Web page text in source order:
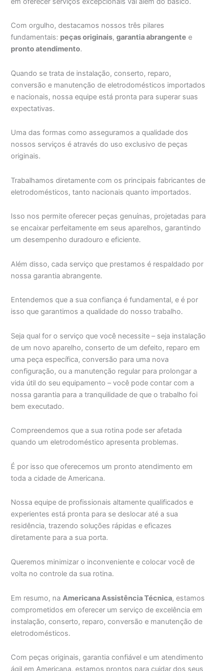
Com orgulho, destacamos nossos três pilares
fundamentais: peças originais,garantia abrangente e
pronto atendimento.
Quando se trata de instalação, conserto, reparo,
conversão e manutenção de eletrodomésticos importados
e nacionais, nossa equipe está pronta para superar suas
expectativas.
Uma das formas como asseguramos a qualidade dos
nossos serviços é através do uso exclusivo de peças
originais.
Trabalhamos diretamente com os principais fabricantes de
eletrodomésticos, tanto nacionais quanto importados.
Isso nos permite oferecer peças genuínas, projetadas para
se encaixar perfeitamente em seus aparelhos, garantindo
um desempenho duradouro e eficiente.
Além disso, cada serviço que prestamos é respaldado por
nossa garantia abrangente.
Entendemos que a sua confiança é fundamental, e é por
isso que garantimos a qualidade do nosso trabalho.
Seja qual for o serviço que você necessite – seja instalação
de um novo aparelho, conserto de um defeito, reparo em
uma peça específica, conversão para uma nova
configuração, ou a manutenção regular para prolongar a
vida útil do seu equipamento – você pode contar com a
nossa garantia para a tranquilidade de que o trabalho foi
bem executado.
Compreendemos que a sua rotina pode ser afetada
quando um eletrodoméstico apresenta problemas.
É por isso que oferecemos um pronto atendimento em
toda a cidade de Americana.
Nossa equipe de profissionais altamente qualificados e
experientes está pronta para se deslocar até a sua
residência, trazendo soluções rápidas e eficazes
diretamente para a sua porta.
Queremos minimizar o inconveniente e colocar você de
volta no controle da sua rotina.
Em resumo, na Americana Assistência Técnica, estamos
comprometidos em oferecer um serviço de excelência em
instalação, conserto, reparo, conversão e manutenção de
eletrodomésticos.
Com peças originais, garantia confiável e um atendimento
ágil em Americana, estamos prontos para cuidar dos seus